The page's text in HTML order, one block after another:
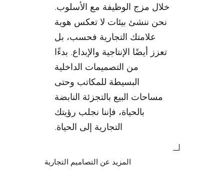
خلال مزج الوظيفة مع الأسلوب.
نحن ننشئ بيئات لا تعكس هوية
علامتك التجارية فحسب، بل
تعزز أيضًا الإنتاجية والإبداع. بدءًا
من التصميمات الداخلية
البسيطة للمكاتب وحتى
مساحات البيع بالتجزئة النابضة
بالحياة، فإننا نجلب رؤيتك
التجارية إلى الحياة.
المزيد عن التصاميم التجارية